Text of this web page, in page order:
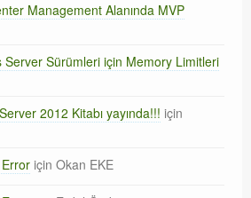
Management Alanında MVP
Server Sürümleri için Memory Limitleri
2012 Kitabı yayında!!! için
için Okan EKE